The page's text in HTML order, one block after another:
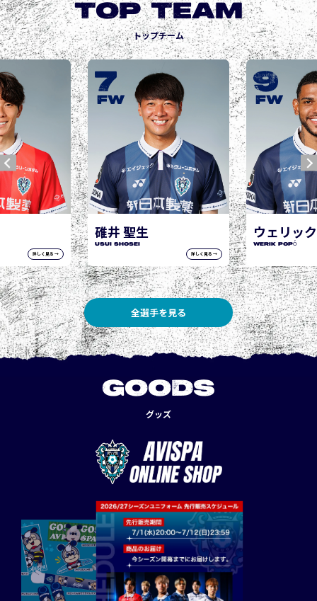
TOP TEAM
トップチーム
詳しく見る →
碓井 聖生
USUI Shosei
詳しく見る →
7
FW
ウェリッ
WERIK POPÓ
9
FW
全選手を見る
GOODS
グッズ